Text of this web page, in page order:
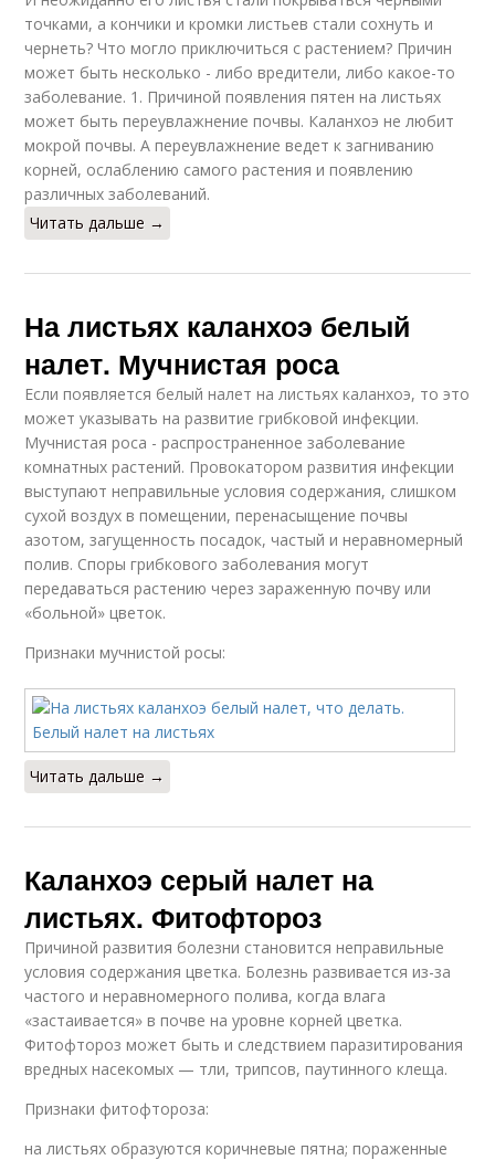
точками, а кончики и кромки листьев стали сохнуть и
чернеть? Что могло приключиться с растением? Причин
может быть несколько - либо вредители, либо какое-то
заболевание. 1. Причиной появления пятен на листьях
может быть переувлажнение почвы. Каланхоэ не любит
мокрой почвы. А переувлажнение ведет к загниванию
корней, ослаблению самого растения и появлению
различных заболеваний.
Читать дальше →
На листьях каланхоэ белый
налет. Мучнистая роса
Если появляется белый налет на листьях каланхоэ, то это
может указывать на развитие грибковой инфекции.
Мучнистая роса - распространенное заболевание
комнатных растений. Провокатором развития инфекции
выступают неправильные условия содержания, слишком
сухой воздух в помещении, перенасыщение почвы
азотом, загущенность посадок, частый и неравномерный
полив. Споры грибкового заболевания могут
передаваться растению через зараженную почву или
«больной» цветок.
Признаки мучнистой росы:
Читать дальше →
Каланхоэ серый налет на
листьях. Фитофтороз
Причиной развития болезни становится неправильные
условия содержания цветка. Болезнь развивается из-за
частого и неравномерного полива, когда влага
«застаивается» в почве на уровне корней цветка.
Фитофтороз может быть и следствием паразитирования
вредных насекомых — тли, трипсов, паутинного клеща.
Признаки фитофтороза:
на листьях образуются коричневые пятна; пораженные